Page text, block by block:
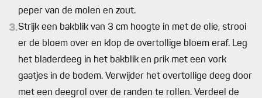
peper van de molen en zout.
3.Strijk een bakblik van 3 cm hoogte in met de olie, strooi
er de bloem over en klop de overtollige bloem eraf. Leg
het bladerdeeg in het bakblik en prik met een vork
gaatjes in de bodem. Verwijder het overtollige deeg door
met een deegrol over de randen te rollen. Verdeel de